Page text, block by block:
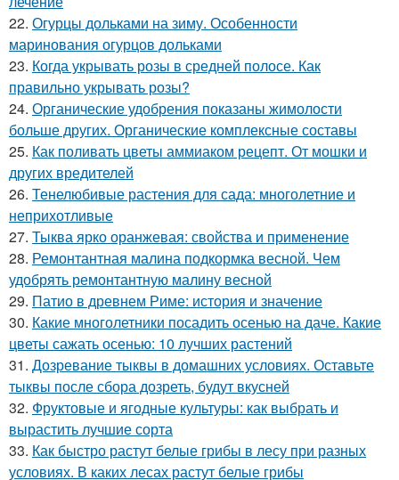
22. Огурцы дольками на зиму. Особенности
маринования огурцов дольками
23. Когда укрывать розы в средней полосе. Как
правильно укрывать розы?
24. Органические удобрения показаны жимолости
больше других. Органические комплексные составы
25. Как поливать цветы аммиаком рецепт. От мошки и
других вредителей
26. Тенелюбивые растения для сада: многолетние и
неприхотливые
27. Тыква ярко оранжевая: свойства и применение
28. Ремонтантная малина подкормка весной. Чем
удобрять ремонтантную малину весной
29. Патио в древнем Риме: история и значение
30. Какие многолетники посадить осенью на даче. Какие
цветы сажать осенью: 10 лучших растений
31. Дозревание тыквы в домашних условиях. Оставьте
тыквы после сбора дозреть, будут вкусней
32. Фруктовые и ягодные культуры: как выбрать и
вырастить лучшие сорта
33. Как быстро растут белые грибы в лесу при разных
условиях. В каких лесах растут белые грибы